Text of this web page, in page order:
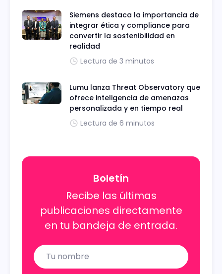
Siemens destaca la importancia de
integrar ética y compliance para
convertir la sostenibilidad en
realidad
Lectura de 3 minutos
Lumu lanza Threat Observatory que
ofrece inteligencia de amenazas
personalizada y en tiempo real
Lectura de 6 minutos
Boletín
Recibe las últimas
publicaciones directamente
en tu bandeja de entrada.
Name
Email